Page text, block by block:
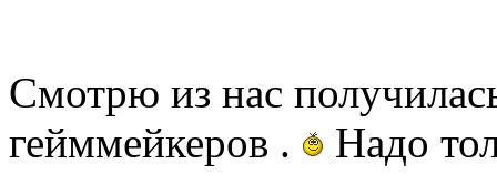
Смотрю из нас
гейммейкеров .
Надо